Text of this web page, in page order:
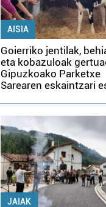
AISIA
Goierriko jentilak,
eta kobazuloak
Gipuzkoako Parketxe
Sarearen eskaintzari
JAIAK